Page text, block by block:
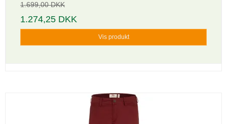
1.699,00 DKK
1.274,25 DKK
Vis produkt